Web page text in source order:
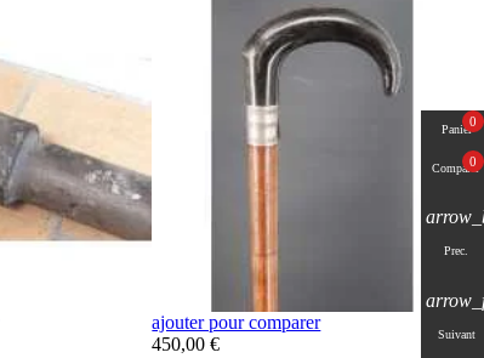
ajouter pour comparer
Prix
450,00 €
Panier
0
Comparer
0
Prec.
Suivant